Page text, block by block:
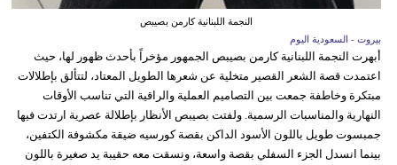
النجمة اللبنانية كارمن بصيبص
بيروت - السعودية اليوم
أبهرت النجمة اللبنانية كارمن بصيبص الجمهور مؤخراً بأحدث ظهور لها، حيث
اعتمدت قصة الشعر القصير متخلية عن شعرها الطويل المعتاد، لتتألق بإطلالات
مبتكرة وخاطفة جمعت بين التصاميم العملية والراقية التي تناسب الأوقات
النهارية والمناسبات الرسمية. ولفتت بصيبص الأنظار بإطلالة عصرية ارتدت فيها
جمبسوت طويل باللون الأسود الداكن بقصة كورسيه ضيقة مكشوفة الكتفين،
بينما انسدل الجزء السفلي بقصة واسعة، ونسقت معه حقيبة يد صغيرة باللون